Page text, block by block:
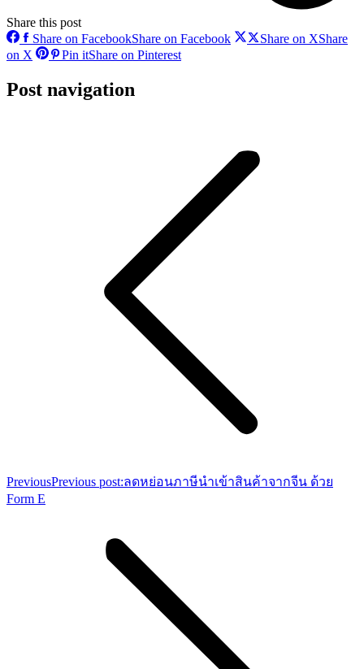
Share this post
Share on FacebookShare on Facebook Share on XShare
on X
Pin itShare on Pinterest
Post navigation
PreviousPrevious post:ลดหย่อนภาษีนำเข้าสินค้าจากจีน ด้วย
Form E